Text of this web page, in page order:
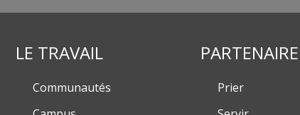
LE TRAVAIL
Communautés
PARTENAIRE
Prier